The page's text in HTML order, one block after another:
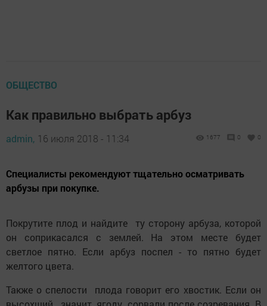
ОБЩЕСТВО
Как правильно выбрать арбуз
admin, 16 июля 2018 - 11:34 1677 0 0
Специалисты рекомендуют тщательно осматривать
арбузы при покупке.
Покрутите плод и найдите ту сторону арбуза, которой
он соприкасался с землей. На этом месте будет
светлое пятно. Если арбуз поспел - то пятно будет
желтого цвета.
Также о спелости плода говорит его хвостик. Если он